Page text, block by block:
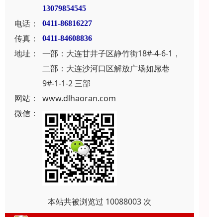
13079854545
电话： 0411-86816227
传真： 0411-84608836
地址：
一部：大连甘井子区静竹街18#-4-6-1，
二部：大连沙河口区解放广场如愿巷
9#-1-1-2 三部
网站：
www.dlhaoran.com
微信：
本站共被浏览过 10088003 次